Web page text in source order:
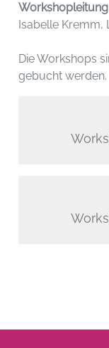
Workshopleitung
Isabelle Kremm,
Die Workshops
gebucht werden.